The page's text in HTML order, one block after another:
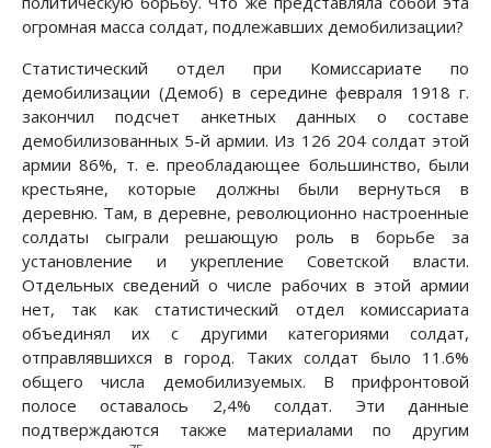
огромная масса солдат, подлежавших демобилизации?
Статистический отдел при Комиссариате по
демобилизации (Демоб) в середине февраля 1918 г.
закончил подсчет анкетных данных о составе
демобилизованных 5-й армии. Из 126 204 солдат этой
армии 86%, т. е. преобладающее большинство, были
крестьяне, которые должны были вернуться в
деревню. Там, в деревне, революционно настроенные
солдаты сыграли решающую роль в борьбе за
установление и укрепление Советской власти.
Отдельных сведений о числе рабочих в этой армии
нет, так как статистический отдел комиссариата
объединял их с другими категориями солдат,
отправлявшихся в город. Таких солдат было 11.6%
общего числа демобилизуемых. В прифронтовой
полосе оставалось 2,4% солдат. Эти данные
подтверждаются также материалами по другим